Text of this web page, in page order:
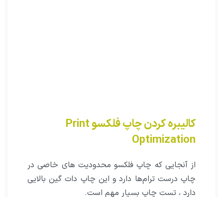
کالیبره کردن چاپ فلکسو Print
Optimization
از آنجایی که چاپ فلکسو محدودیت های خاصی در
چاپ درست ترام‌ها دارد و این چاپ دات گین بالایی
دارد ، تست چاپ بسیار مهم است.